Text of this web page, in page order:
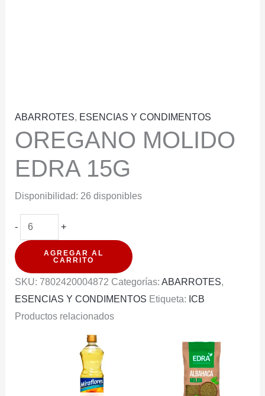
ABARROTES, ESENCIAS Y CONDIMENTOS
OREGANO MOLIDO
EDRA 15G
Disponibilidad: 26 disponibles
-
OREGANO
MOLIDO
EDRA
15G
+
AGREGAR AL
CARRITO
SKU: 7802420004872 Categorías: ABARROTES,
ESENCIAS Y CONDIMENTOS Etiqueta: ICB
Productos relacionados